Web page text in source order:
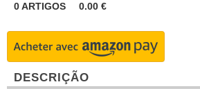
0ARTIGOS 0.00 €
DESCRIÇÃO